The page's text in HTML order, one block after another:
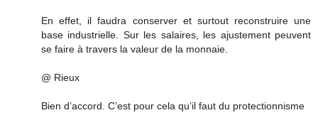
En effet, il faudra conserver et surtout reconstruire une
base industrielle. Sur les salaires, les ajustement peuvent
se faire à travers la valeur de la monnaie.
@ Rieux
Bien d’accord. C’est pour cela qu’il faut du protectionnisme